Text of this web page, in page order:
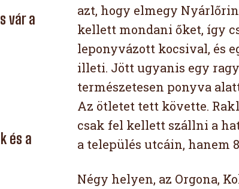
vár a
és a
azt, hogy elmegy
kellett mondani őket, így
leponyvázott kocsival, és
illeti. Jött ugyanis egy
természetesen ponyva
Az ötletet tett követte.
csak fel kellett szállni a
a település utcáin, hanem
Négy helyen, az Orgona,